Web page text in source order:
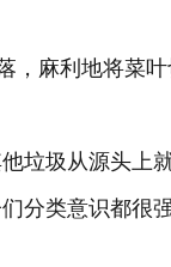
，麻利地将菜
垃圾从源头上
分类意识都很